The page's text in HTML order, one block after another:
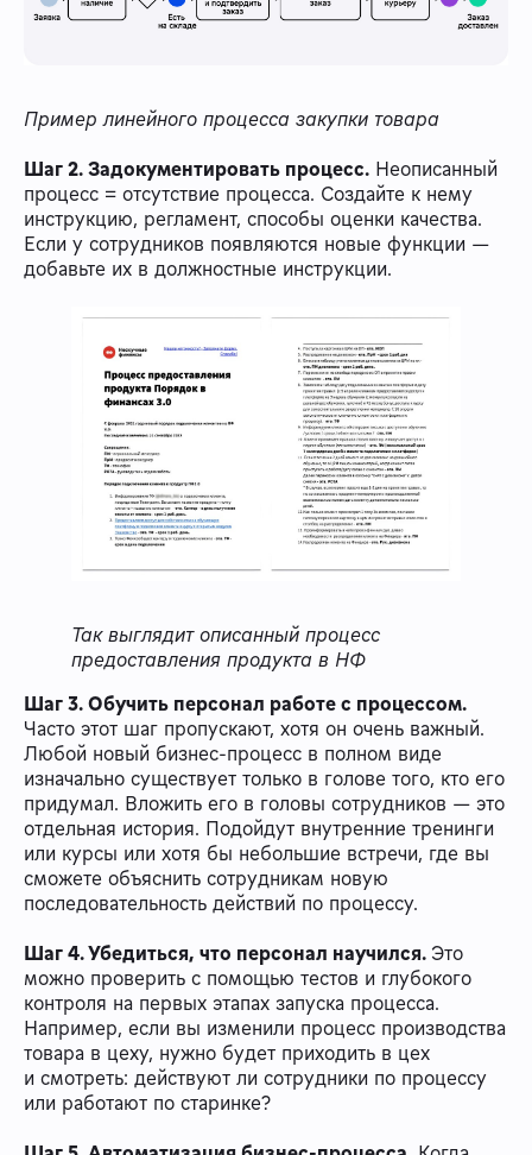
Пример линейного процесса закупки товара
Шаг 2. Задокументировать процесс. Неописанный
процесс = отсутствие процесса. Создайте к нему
инструкцию, регламент, способы оценки качества.
Если у сотрудников появляются новые функции —
добавьте их в должностные инструкции.
Так выглядит описанный процесс
предоставления продукта в НФ
Шаг 3. Обучить персонал работе с процессом.
Часто этот шаг пропускают, хотя он очень важный.
Любой новый бизнес-процесс в полном виде
изначально существует только в голове того, кто его
придумал. Вложить его в головы сотрудников — это
отдельная история. Подойдут внутренние тренинги
или курсы или хотя бы небольшие встречи, где вы
сможете объяснить сотрудникам новую
последовательность действий по процессу.
Шаг 4. Убедиться, что персонал научился. Это
можно проверить с помощью тестов и глубокого
контроля на первых этапах запуска процесса.
Например, если вы изменили процесс производства
товара в цеху, нужно будет приходить в цех
и смотреть: действуют ли сотрудники по процессу
или работают по старинке?